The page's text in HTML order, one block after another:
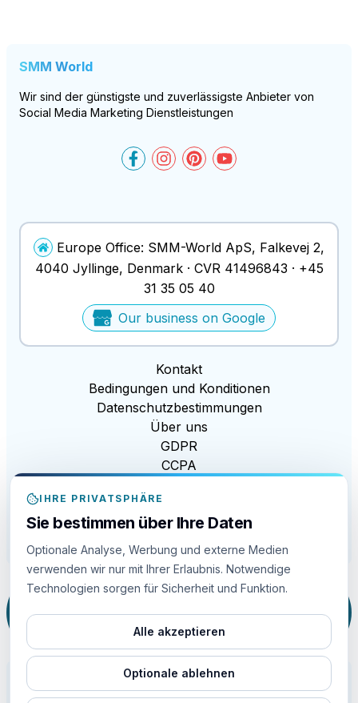
SMM World
Wir sind der günstigste und zuverlässigste Anbieter von
Social Media Marketing Dienstleistungen
SMM-World on Facebook
SMM-World on Instagram
SMM-World on
SMM-World on
Europe Office: SMM-World ApS, Falkevej 2,
4040 Jyllinge, Denmark · CVR 41496843 · +45
31 35 05 40
Our business on Google
Kontakt
Bedingungen und Konditionen
Datenschutzbestimmungen
Über uns
GDPR
CCPA
Cookie-Richtlinie
Cookie-Einstellungen
Diese Webseite ist durch reCAPTCHA und das
GoogleDatenschutzbestimmungenand
Bedingungen der Dienstleistung
IHRE PRIVATSPHÄRE
Sie bestimmen über Ihre Daten
Optionale Analyse, Werbung und externe Medien
verwenden wir nur mit Ihrer Erlaubnis. Notwendige
Technologien sorgen für Sicherheit und Funktion.
Alle akzeptieren
Optionale ablehnen